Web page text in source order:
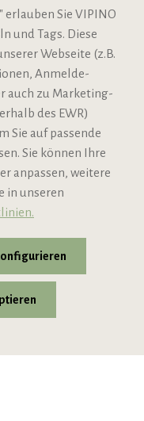
zzgl.Versandkosten
Sie VIPINO
und Tags. Diese
Webseite (z.B.
Anmelde-
auch zu Marketing-
des EWR)
Sie auf passende
Sie können Ihre
anpassen, weitere
in unseren